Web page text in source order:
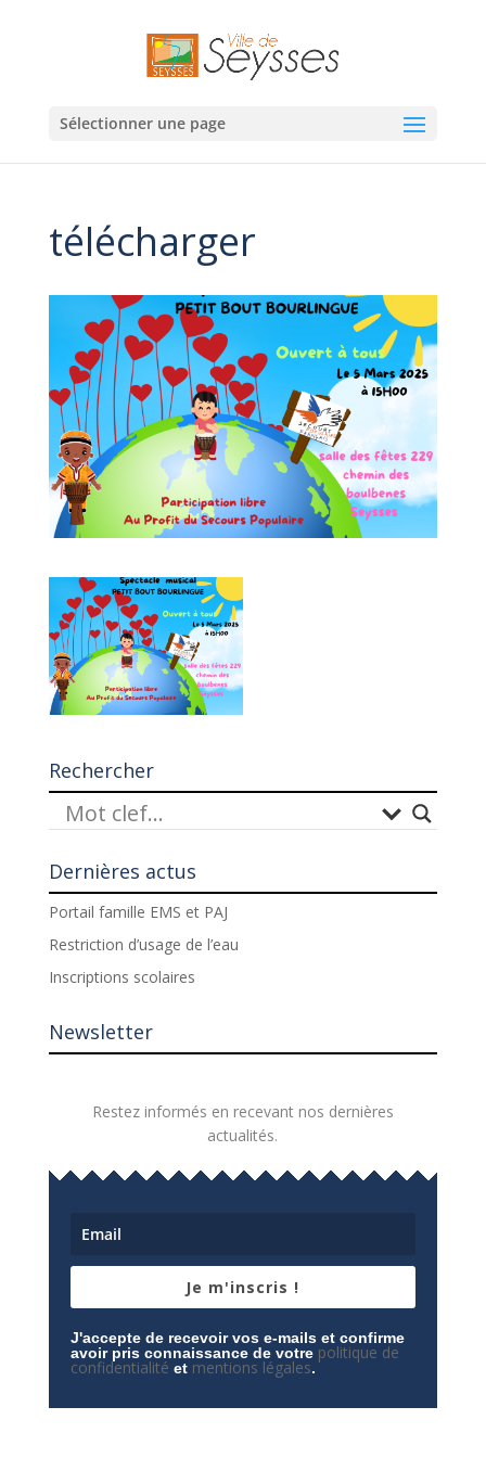
Sélectionner une page
télécharger
Rechercher
Dernières actus
Portail famille EMS et PAJ
Restriction d’usage de l’eau
Inscriptions scolaires
Newsletter
Restez informés en recevant nos dernières
actualités.
Je m'inscris !
J'accepte de recevoir vos e-mails et confirme
avoir pris connaissance de votre politique de
confidentialité et mentions légales.